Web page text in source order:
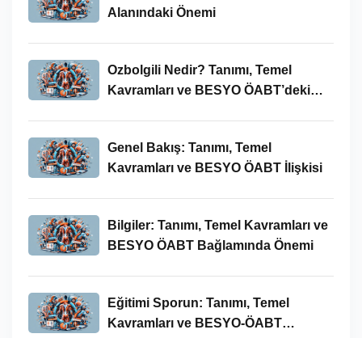
Alanındaki Önemi
Ozbolgili Nedir? Tanımı, Temel
Kavramları ve BESYO ÖABT’deki
Genel Bakış: Tanımı, Temel
Kavramları ve BESYO ÖABT İlişkisi
Bilgiler: Tanımı, Temel Kavramları ve
BESYO ÖABT Bağlamında Önemi
Eğitimi Sporun: Tanımı, Temel
Kavramları ve BESYO-ÖABT